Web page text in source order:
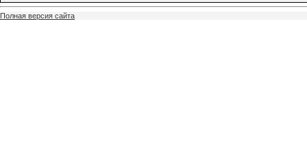
Полная версия сайта